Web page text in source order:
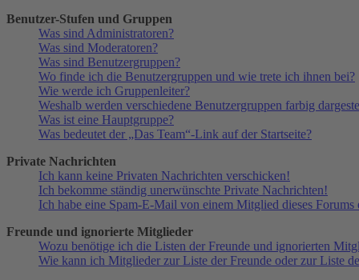
Benutzer-Stufen und Gruppen
Was sind Administratoren?
Was sind Moderatoren?
Was sind Benutzergruppen?
Wo finde ich die Benutzergruppen und wie trete ich ihnen bei?
Wie werde ich Gruppenleiter?
Weshalb werden verschiedene Benutzergruppen farbig
Was ist eine Hauptgruppe?
Was bedeutet der „Das Team“-Link auf der Startseite?
Private Nachrichten
Ich kann keine Privaten Nachrichten verschicken!
Ich bekomme ständig unerwünschte Private Nachrichten!
Ich habe eine Spam-E-Mail von einem Mitglied dieses Forums
Freunde und ignorierte Mitglieder
Wozu benötige ich die Listen der Freunde und ignorierten
Wie kann ich Mitglieder zur Liste der Freunde oder zur Liste